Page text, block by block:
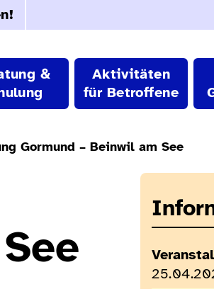
&
Aktivitäten
für Betroffene
Gormund – Beinwil am See